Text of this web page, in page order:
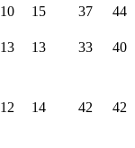
10 15 37 44
13 13 33 40
12 14 42 42